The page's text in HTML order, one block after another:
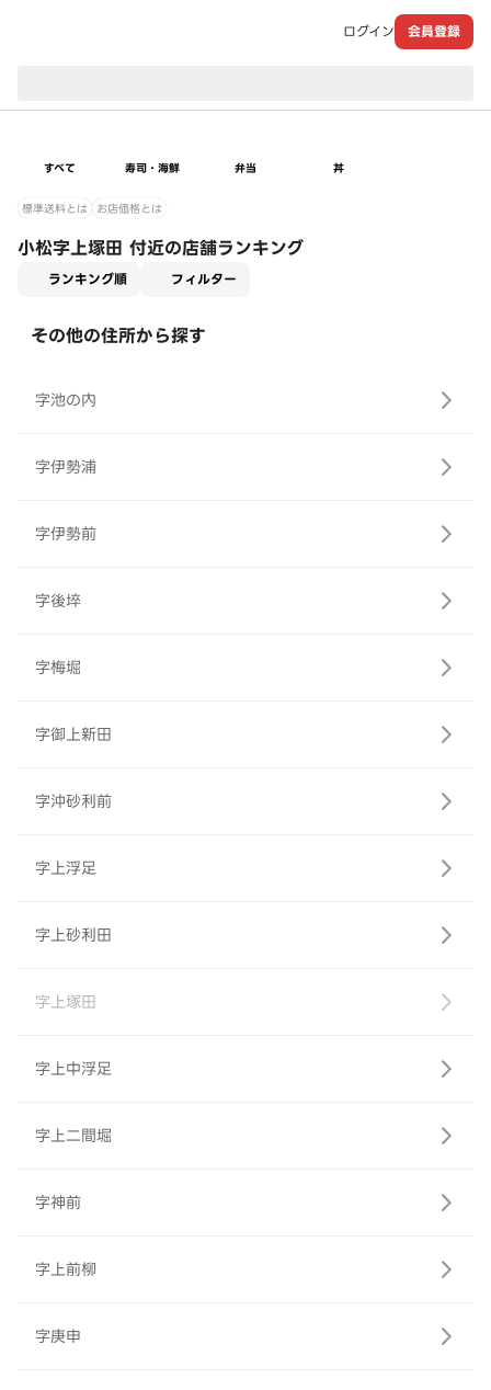
ログイン 会員登録
すべて 寿司・海鮮 弁当 丼
標準送料とは お店価格とは
小松字上塚田 付近の店舗ランキング
ランキング順 フィルター
その他の住所から探す
字池の内
字伊勢浦
字伊勢前
字後埣
字梅堀
字御上新田
字沖砂利前
字上浮足
字上砂利田
字上塚田
字上中浮足
字上二間堀
字神前
字上前柳
字庚申